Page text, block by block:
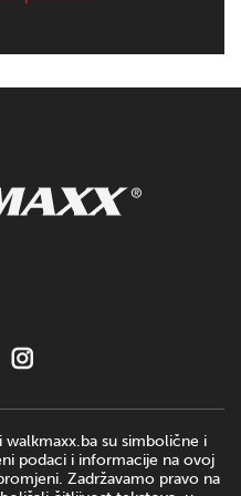
walkmaxx.ba su simbolične i
podaci i informacije na ovoj
Zadržavamo pravo na